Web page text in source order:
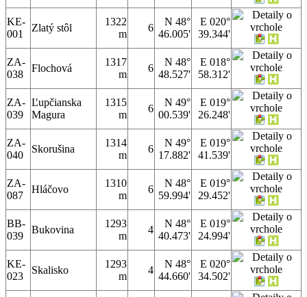
KE-
001
Zlatý stôl
1322
m
6
N 48°
46.005'
E 020°
39.344'
ZA-
038
Flochová
1317
m
6
N 48°
48.527'
E 018°
58.312'
ZA-
039
Ľupčianska
Magura
1315
m
6
N 49°
00.539'
E 019°
26.248'
ZA-
040
Skorušina
1314
m
6
N 49°
17.882'
E 019°
41.539'
ZA-
087
Hláčovo
1310
m
6
N 48°
59.994'
E 019°
29.452'
BB-
039
Bukovina
1293
m
4
N 48°
40.473'
E 019°
24.994'
KE-
023
Skalisko
1293
m
4
N 48°
44.660'
E 020°
34.502'